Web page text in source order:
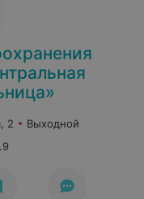
2
Выходной